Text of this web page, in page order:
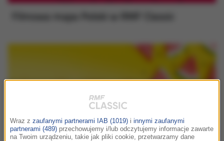
Filmowa mapa Polski w RMF Classic
Wraz z zaufanymi partnerami IAB (1019) i innymi zaufanymi
partnerami (489) przechowujemy i/lub odczytujemy informacje zawarte
na Twoim urządzeniu, takie jak pliki cookie, przetwarzamy dane